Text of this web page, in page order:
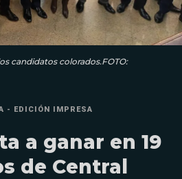
candidatos colorados.FOTO:
- EDICIÓN IMPRESA
a ganar en 19
de Central